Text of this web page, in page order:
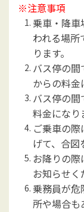
※注意事項
乗車・降車
われる場所
ります。
バス停の
からの料金
バス停の
料金になり
ご乗車の
げて、合図
お降りの
お知らせく
乗務員が
所や場合も